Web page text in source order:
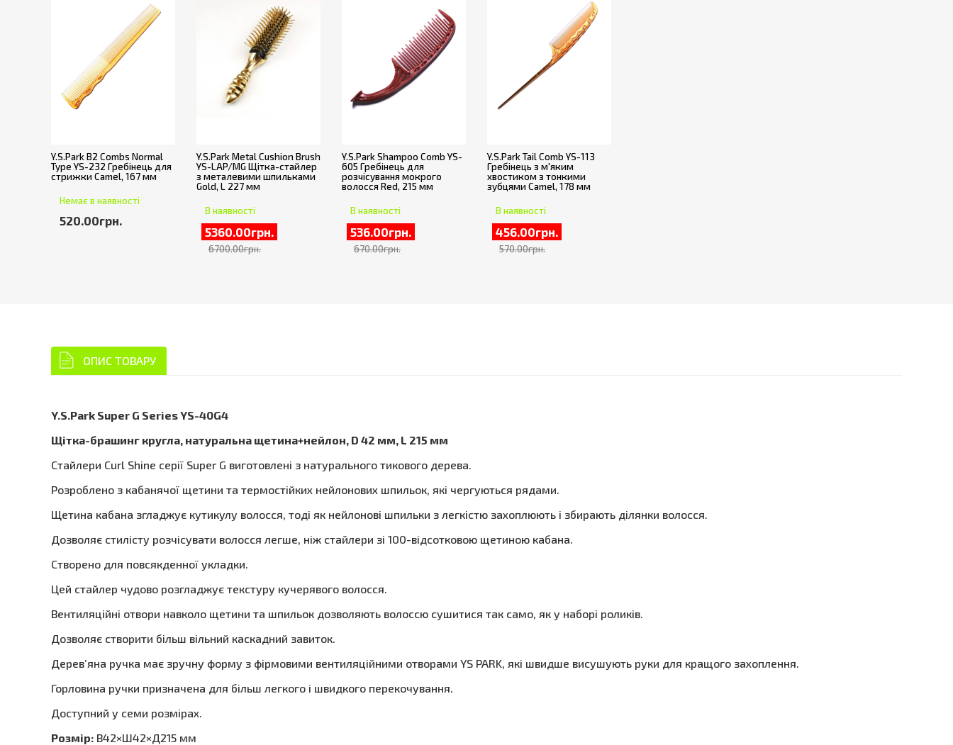
Y.S.Park B2 Combs Normal
Type YS-232 Гребінець для
стрижки Camel, 167 мм
Немає в наявності
520.00грн.
Y.S.Park Metal Cushion Brush
YS-LAP/MG Щітка-стайлер
з металевими шпильками
Gold, L 227 мм
В наявності
5360.00грн.
6700.00грн.
Y.S.Park Shampoo Comb YS-
605 Гребінець для
розчісування мокрого
волосся Red, 215 мм
В наявності
536.00грн.
670.00грн.
Y.S.Park Tail Comb YS-113
Гребінець з м'яким
хвостиком з тонкими
зубцями Camel, 178 мм
В наявності
456.00грн.
570.00грн.
ОПИС ТОВАРУ
Y.S.Park Super G Series YS-40G4
Щітка-брашинг кругла, натуральна щетина+нейлон, D 42 мм, L 215 мм
Стайлери Curl Shine серії Super G виготовлені з натурального тикового дерева.
Розроблено з кабанячої щетини та термостійких нейлонових шпильок, які чергуються рядами.
Щетина кабана згладжує кутикулу волосся, тоді як нейлонові шпильки з легкістю захоплюють і збирають ділянки волосся.
Дозволяє стилісту розчісувати волосся легше, ніж стайлери зі 100-відсотковою щетиною кабана.
Створено для повсякденної укладки.
Цей стайлер чудово розгладжує текстуру кучерявого волосся.
Вентиляційні отвори навколо щетини та шпильок дозволяють волоссю сушитися так само, як у наборі роликів.
Дозволяє створити більш вільний каскадний завиток.
Дерев’яна ручка має зручну форму з фірмовими вентиляційними отворами YS PARK, які швидше висушують руки для кращого захоплення.
Горловина ручки призначена для більш легкого і швидкого перекочування.
Доступний у семи розмірах.
Розмір: В42×Ш42×Д215 мм